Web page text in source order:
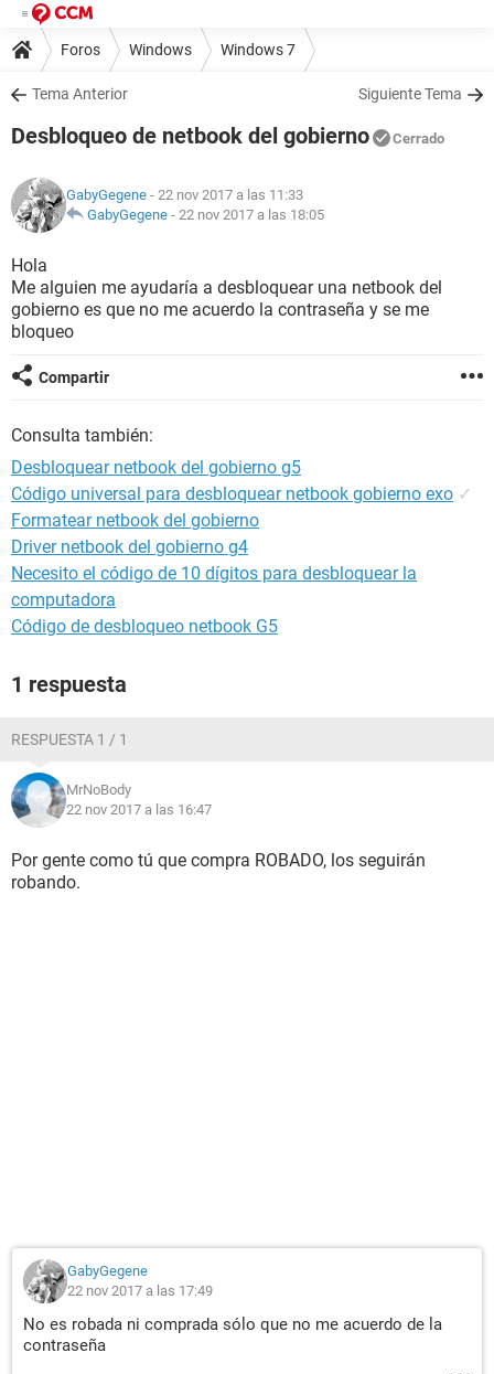
Foros Windows Windows 7
Tema Anterior Siguiente Tema
Desbloqueo de netbook del gobierno Cerrado
GabyGegene - 22 nov 2017 a las 11:33
GabyGegene - 22 nov 2017 a las 18:05
Hola
Me alguien me ayudaría a desbloquear una netbook del
gobierno es que no me acuerdo la contraseña y se me
bloqueo
Compartir
Consulta también:
Desbloquear netbook del gobierno g5
Código universal para desbloquear netbook gobierno exo ✓
Formatear netbook del gobierno
Driver netbook del gobierno g4
Necesito el código de 10 dígitos para desbloquear la
computadora
Código de desbloqueo netbook G5
1 respuesta
RESPUESTA 1 / 1
MrNoBody
22 nov 2017 a las 16:47
Por gente como tú que compra ROBADO, los seguirán
robando.
GabyGegene
22 nov 2017 a las 17:49
No es robada ni comprada sólo que no me acuerdo de la
contraseña